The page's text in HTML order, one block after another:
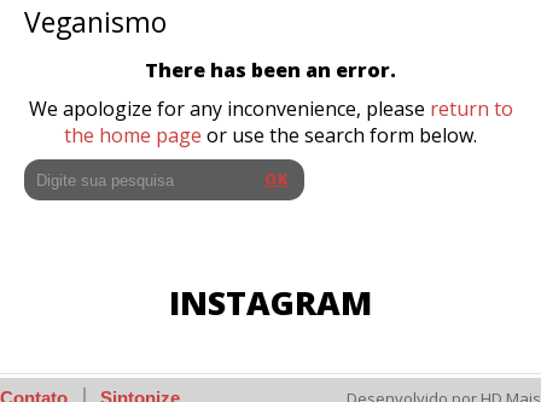
Veganismo
There has been an error.
We apologize for any inconvenience, please return to
the home page or use the search form below.
INSTAGRAM
Contato Sintonize